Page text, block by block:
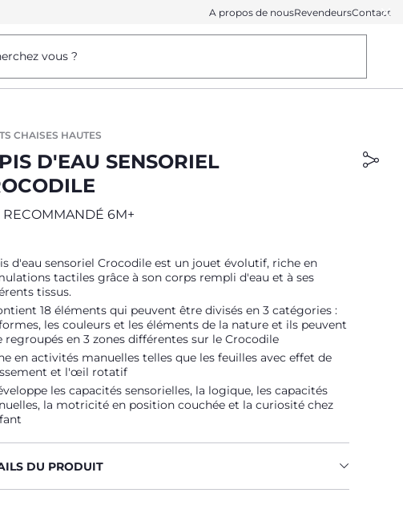
A propos de nousRevendeursContact
vous ?
CHAISES HAUTES
D'EAU SENSORIEL
RECOMMANDÉ 6M+
d'eau sensoriel Crocodile est un jouet évolutif, riche en
tactiles grâce à son corps rempli d'eau et à ses
tissus.
18 éléments qui peuvent être divisés en 3 catégories :
les couleurs et les éléments de la nature et ils peuvent
regroupés en 3 zones différentes sur le Crocodile
en activités manuelles telles que les feuilles avec effet de
et l'œil rotatif
les capacités sensorielles, la logique, les capacités
la motricité en position couchée et la curiosité chez
DU PRODUIT